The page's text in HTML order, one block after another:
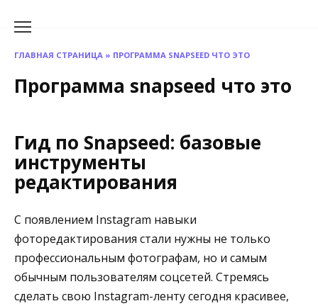
ГЛАВНАЯ СТРАНИЦА » ПРОГРАММА SNAPSEED ЧТО ЭТО
Программа snapseed что это
Гид по Snapseed: базовые
инструменты
редактирования
С появлением Instagram навыки
фоторедактирования стали нужны не только
профессиональным фотографам, но и самым
обычным пользователям соцсетей. Стремясь
сделать свою Instagram-ленту сегодня красивее,